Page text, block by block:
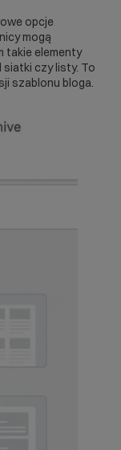
opcje
mogą
takie elementy
siatki czy listy. To
szablonu bloga.